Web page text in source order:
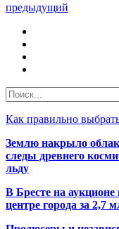
предыдущий
Как правильно
Землю накрыло
следы древнего
льду
В Бресте на
центре города за 2,7